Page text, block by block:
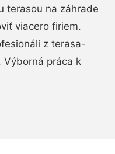
terasou na záhrade
viacero firiem.
z terasa-
Výborná práca k